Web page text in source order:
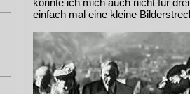
konnte ich mich auch nicht für
einfach mal eine kleine